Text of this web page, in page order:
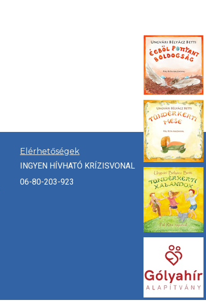
Elérhetőségek
INGYEN HÍVHATÓ KRÍZISVONAL
06-80-203-923